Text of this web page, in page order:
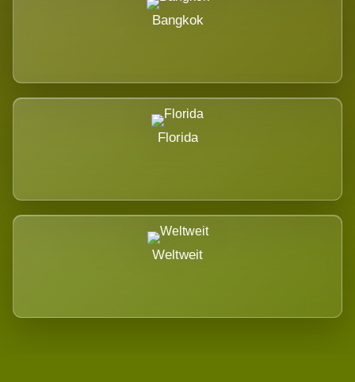
Bangkok
Florida
Weltweit